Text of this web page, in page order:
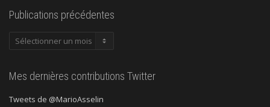
Publications précédentes
Publications
Mes dernières contributions Twitter
Tweets de @MarioAsselin